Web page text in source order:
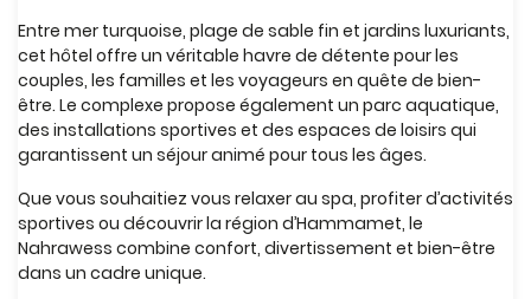
Entre mer turquoise, plage de sable fin et jardins luxuriants,
cet hôtel offre un véritable havre de détente pour les
couples, les familles et les voyageurs en quête de bien-
être. Le complexe propose également un parc aquatique,
des installations sportives et des espaces de loisirs qui
garantissent un séjour animé pour tous les âges.
Que vous souhaitiez vous relaxer au spa, profiter d’activités
sportives ou découvrir la région d’Hammamet, le
Nahrawess combine confort, divertissement et bien-être
dans un cadre unique.